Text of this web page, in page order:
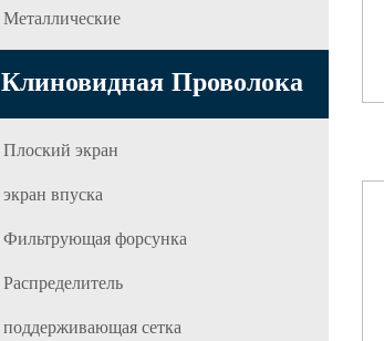
Металлические
Клиновидная Проволока
Плоский экран
экран впуска
Фильтрующая форсунка
Распределитель
поддерживающая сетка